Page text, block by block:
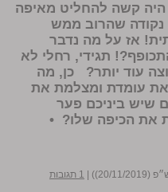
קשה להחליט מאיפה
שהרוב ממש
אז על מה נדבר
תגידי, רחלי לא
עוד יותר? כן, מה
עומדת ומצלמת את
ביניכם פער
את הכיפה שלו? •
1 תגובות